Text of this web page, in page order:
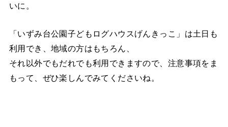
いに。
「いずみ台公園子どもログハウスげんきっこ」は土日も
利用でき、地域の方はもちろん、
それ以外でもだれでも利用できますので、注意事項をま
もって、ぜひ楽しんでみてくださいね。